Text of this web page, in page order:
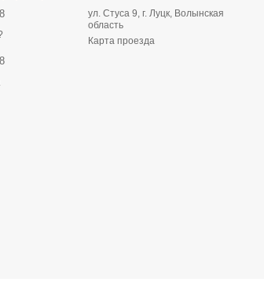
ул. Стуса 9, г. Луцк, Волынская
область
Карта проезда